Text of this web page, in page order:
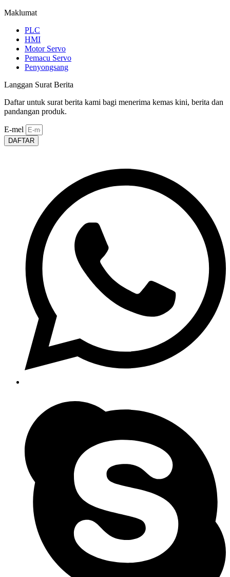
Maklumat
PLC
HMI
Motor Servo
Pemacu Servo
Penyongsang
Langgan Surat Berita
Daftar untuk surat berita kami bagi menerima kemas kini, berita dan
pandangan produk.
E-mel
DAFTAR